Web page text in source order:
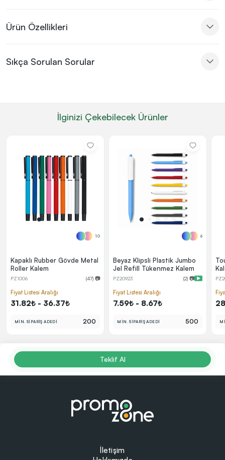
Ürün Özellikleri
Sıkça Sorulan Sorular
İlginizi Çekebilecek Ürünler
10
Kapaklı Rubber Gövde Metal
Roller Kalem
PZ1006 (47) 📷
Fiyat Listesi Aralığı
31.82₺ - 36.37₺
MİN. SİPARİŞ ADEDİ 200
6
Beyaz Klipsli Plastik Jumbo
Jel Refill Tükenmez Kalem
PZ20923 (2) 📷
Fiyat Listesi Aralığı
7.59₺ - 8.67₺
MİN. SİPARİŞ ADEDİ 500
Teklif Al
İletişim